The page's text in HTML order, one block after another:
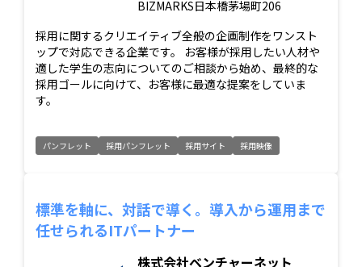
BIZMARKS日本橋茅場町206
採用に関するクリエイティブ全般の企画制作をワンスト
ップで対応できる企業です。 お客様が採用したい人材や
適した学生の志向についてのご相談から始め、最終的な
採用ゴールに向けて、お客様に最適な提案をしていま
す。
パンフレット 採用パンフレット 採用サイト 採用映像
標準を軸に、対話で導く。導入から運用まで
任せられるITパートナー
株式会社ベンチャーネット